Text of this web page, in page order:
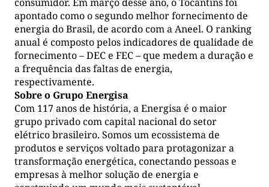
apontado como o segundo melhor fornecimento de
energia do Brasil, de acordo com a Aneel. O ranking
anual é composto pelos indicadores de qualidade de
fornecimento – DEC e FEC – que medem a duração e
a frequência das faltas de energia,
respectivamente.
Sobre o Grupo Energisa
Com 117 anos de história, a Energisa é o maior
grupo privado com capital nacional do setor
elétrico brasileiro. Somos um ecossistema de
produtos e serviços voltado para protagonizar a
transformação energética, conectando pessoas e
empresas à melhor solução de energia e